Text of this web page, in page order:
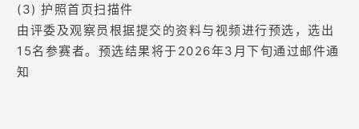
(3) 护照首页扫描件
由评委及观察员根据提交的资料与视频进行预选，选出
15名参赛者。预选结果将于2026年3月下旬通过邮件通
知